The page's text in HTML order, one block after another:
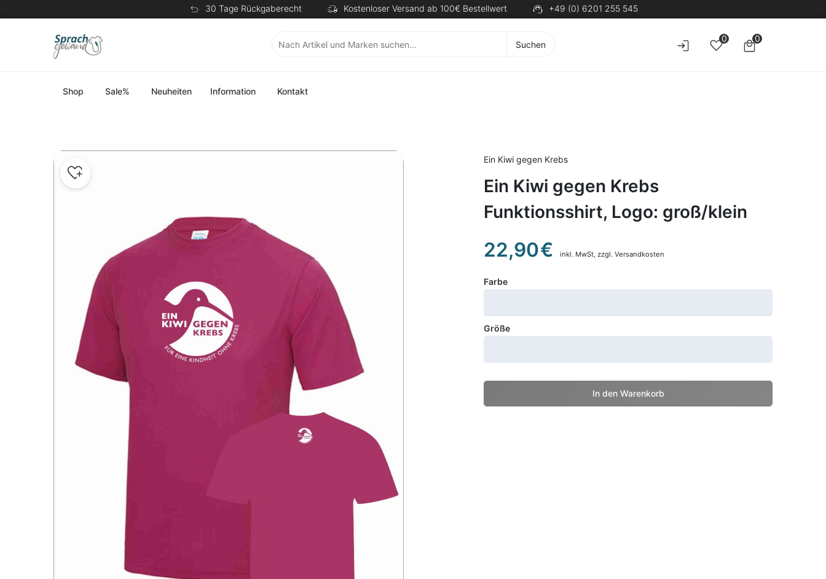
30 Tage Rückgaberecht Kostenloser Versand ab 100€ Bestellwert +49 (0) 6201 255 545
Suchen
0 0
Shop Sale% Neuheiten Information Kontakt
Ein Kiwi gegen Krebs
Ein Kiwi gegen Krebs
Funktionsshirt, Logo: groß/klein
22,90€ inkl. MwSt, zzgl. Versandkosten
Farbe
Größe